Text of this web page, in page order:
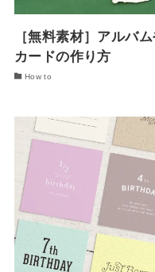
［無料素材］アルバ
カードの作り方
How to